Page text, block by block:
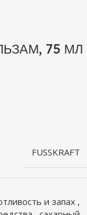
75 МЛ
FUSSKRAFT
и запах ,